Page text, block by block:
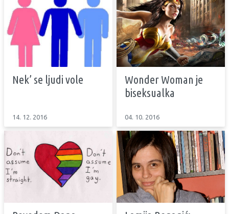
Nek’ se ljudi vole
14. 12. 2016
Wonder Woman je
biseksualka
04. 10. 2016